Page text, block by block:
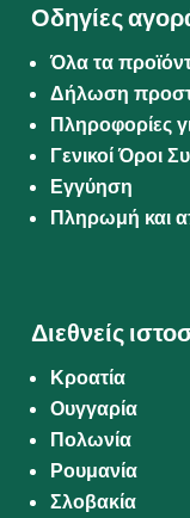
Οδηγίες
Όλα τα
Δήλωση
Πληροφορίες
Γενικοί Όροι
Εγγύηση
Πληρωμή και
Διεθνείς
Κροατία
Ουγγαρία
Πολωνία
Ρουμανία
Σλοβακία